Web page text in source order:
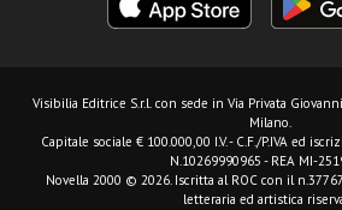
Visibilia Editrice S.r.l. con sede in Via Privata
Milano.
Capitale sociale € 100.000,00 I.V. - C.F./P.IVA ed
N.10269990965 - REA MI-
Novella 2000 © 2026. Iscritta al ROC con il
letteraria ed artistica